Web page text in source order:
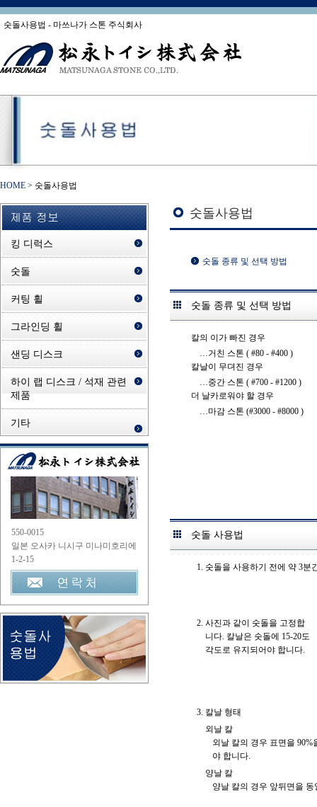
숫돌사용법 - 마쓰나가 스톤 주식회사
HOME > 숫돌사용법
숫돌사용법
숫돌 종류 및 선택 방법
숫돌 종류 및 선택 방법
칼의 이가 빠진 경우
…거친 스톤 ( #80 - #400 )
칼날이 무뎌진 경우
…중간 스톤 ( #700 - #1200 )
더 날카로워야 할 경우
…마감 스톤 (#3000 - #8000 )
숫돌 사용법
숫돌을 사용하기 전에 약 3분
사진과 같이 숫돌을 고정합
니다. 칼날은 숫돌에 15-20도
각도로 유지되어야 합니다.
칼날 형태
외날 칼
외날 칼의 경우 표면을 90%
야 합니다.
양날 칼
양날 칼의 경우 앞뒤면을
킹 디럭스
숫돌
커팅 휠
그라인딩 휠
샌딩 디스크
하이 랩 디스크 / 석재 관련
제품
기타
550-0015
일본 오사카 니시구 미나미호리에
1-2-15